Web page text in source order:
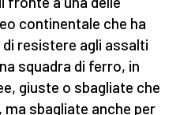
continentale che ha
resistere agli assalti
squadra di ferro, in
giuste o sbagliate che
sbagliate anche per